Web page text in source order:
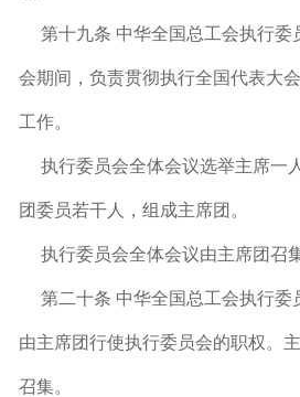
第十九条 中华全国总工会执行委
会期间，负责贯彻执行全国代表大
工作。
执行委员会全体会议选举主席一
团委员若干人，组成主席团。
执行委员会全体会议由主席团召
第二十条 中华全国总工会执行委
由主席团行使执行委员会的职权。
召集。